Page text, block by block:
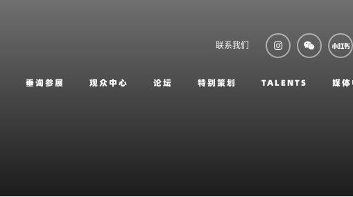
联系我们
垂询参展 观众中心 论坛 特别策划 TALENTS 媒